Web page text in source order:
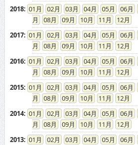
2018: 01 02 03 04 05 06
08
09 10 11
12
2017: 01 02 03 04 05 06
08
09 10 11
12
2016: 01 02 03 04 05 06
08
09 10 11
12
2015: 01 02 03 04 05 06
08
09 10 11
12
2014: 01 02 03 04 05 06
08
09 10 11
12
2013: 01 02 03 04 05 06